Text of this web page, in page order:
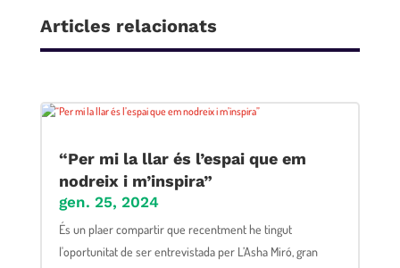
Articles relacionats
“Per mi la llar és l’espai que em
nodreix i m’inspira”
gen. 25, 2024
És un plaer compartir que recentment he tingut
l'oportunitat de ser entrevistada per L’Asha Miró, gran